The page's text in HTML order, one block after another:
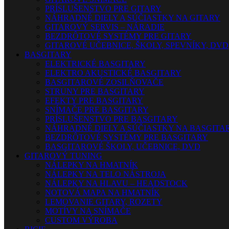
PRÍSLUŠENSTVO PRE GITARY
NÁHRADNÉ DIELY A SÚČIASTKY NA GITARY
GITAROVÝ SERVIS – NÁRADIE
BEZDRÔTOVÉ SYSTÉMY PRE GITARY
GITAROVÉ UČEBNICE, ŠKOLY, SPEVNÍKY, DVD
BASGITARY
ELEKTRICKÉ BASGITARY
ELEKTRO AKUSTICKÉ BASGITARY
BASGITAROVÉ ZOSILŇOVAČE
STRUNY PRE BASGITARY
EFEKTY PRE BASGITARY
SNÍMAČE PRE BASGITARY
PRÍSLUŠENSTVO PRE BASGITARY
NÁHRADNÉ DIELY A SÚČIASTKY NA
BEZDRÔTOVÉ SYSTÉMY PRE BASGITARY
BASGITAROVÉ ŠKOLY, UČEBNICE, DVD
GITAROVÝ TUNING
NÁLEPKY NA HMATNÍK
NÁLEPKY NA TELO NÁSTROJA
NÁLEPKY NA HLAVU – HEADSTOCK
NOTOVÁ MAPA NA HMATNÍK
LEMOVANIE GITARY, ROZETY
MOTÍVY NA SNÍMAČE
CUSTOM VÝROBA